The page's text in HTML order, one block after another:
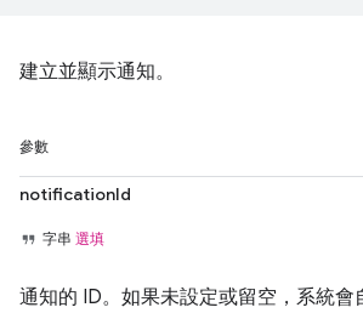
建立並顯示通知。
參數
notificationId
字串 選填
通知的 ID。如果未設定或留空，系統會